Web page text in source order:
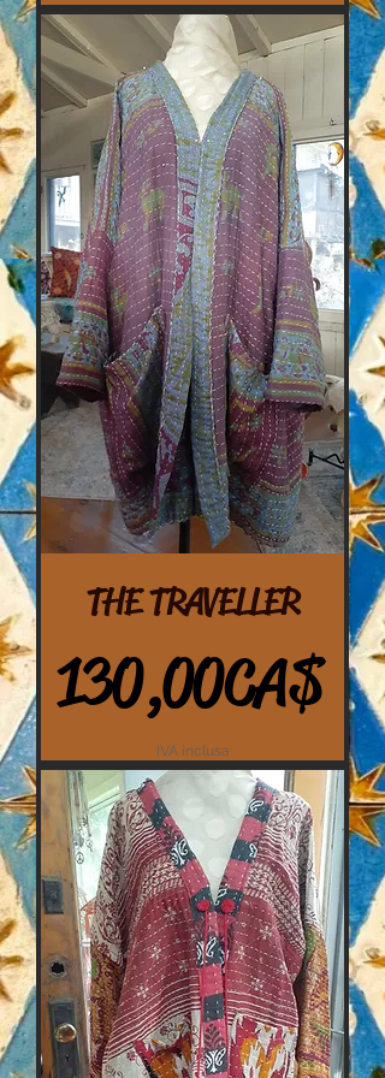
THE TRAVELLER
Prezzo
130,00 CA$
IVA inclusa